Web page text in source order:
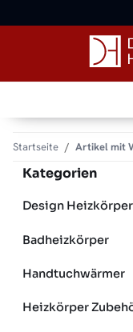
Startseite Artikel mit
Kategorien
Design Heizkörper
Badheizkörper
Handtuchwärmer
Heizkörper